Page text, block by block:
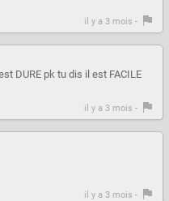
il y a 3 mois -
DURE pk tu dis il est FACILE
il y a 3 mois -
il y a 3 mois -